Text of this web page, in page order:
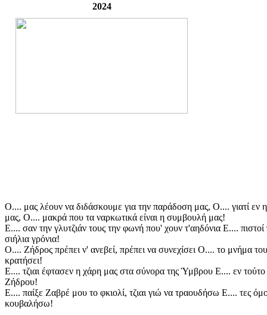
2024
Ο.... μας λέουν να διδάσκουμε για την παράδοση μας, Ο.... γιατί εν
μας, Ο.... μακρά που τα ναρκωτικά είναι η συμβουλή μας!
Ε.... σαν την γλυτζιάν τους την φωνή που' χουν τ'αηδόνια Ε....
σιήλια γρόνια!
Ο.... Ζήδρος πρέπει ν' ανεβεί, πρέπει να συνεχίσει Ο.... το μνήμα
κρατήσει!
Ε.... τζιαι έφτασεν η χάρη μας στα σύνορα της Ύμβρου Ε.... εν
Ζήδρου!
Ε.... παίξε Ζαβρέ μου το φκιολί, τζιαι γιώ να τραουδήσω Ε.... τες
κουβαλήσω!